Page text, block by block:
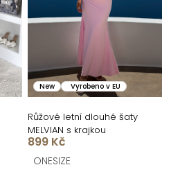
New Vyrobeno v EU
Růžové letní dlouhé šaty
MELVIAN s krajkou
899 Kč
ONESIZE